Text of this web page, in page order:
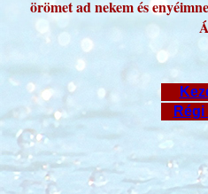
örömet ad nekem és